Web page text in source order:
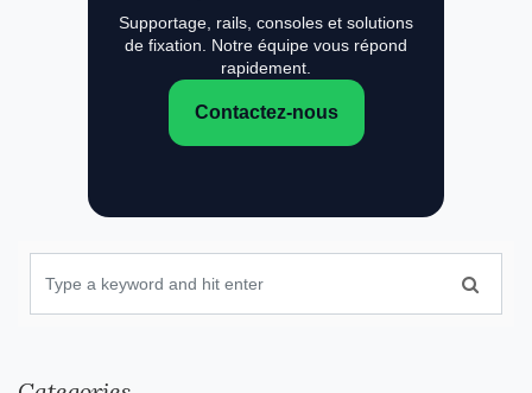
Supportage, rails, consoles et solutions
de fixation. Notre équipe vous répond
rapidement.
Contactez-nous